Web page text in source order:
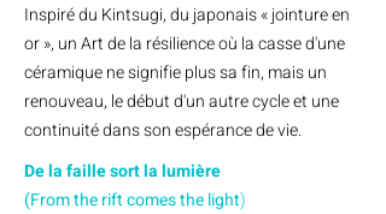
Inspiré du Kintsugi, du japonais « jointure en
or », un Art de la résilience où la casse d'une
céramique ne signifie plus sa fin, mais un
renouveau, le début d'un autre cycle et une
continuité dans son espérance de vie.
De la faille sort la lumière
(From the rift comes the light)